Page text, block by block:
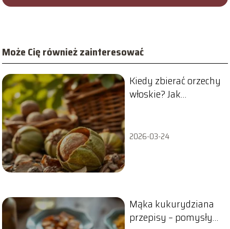
Może Cię również zainteresować
Kiedy zbierać orzechy
włoskie? Jak
2026-03-24
Mąka kukurydziana
przepisy – pomysły